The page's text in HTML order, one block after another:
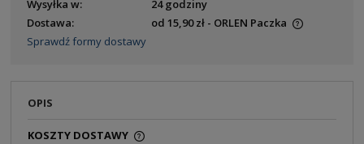
Wysyłka w:
24 godziny
Dostawa:
od 15,90 zł - ORLEN Paczka
Sprawdź formy dostawy
OPIS
KOSZTY DOSTAWY